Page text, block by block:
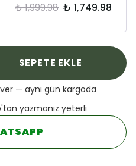
₺ 1,999.98 ₺ 1,749.98
SEPETE EKLE
— aynı gün kargoda
yazmanız yeterli